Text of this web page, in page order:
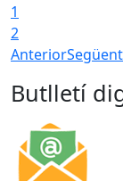
1
2
AnteriorSegüent
Butlletí